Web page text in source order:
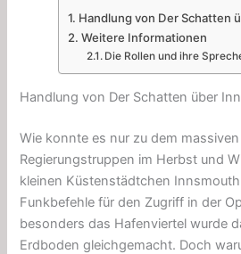
Handlung von Der Schatten
Weitere Informationen
Die Rollen und ihre
Handlung von Der Schatten über
Wie konnte es nur zu dem
Regierungstruppen im Herbst und
kleinen Küstenstädtchen
Funkbefehle für den Zugriff in der
besonders das Hafenviertel wurde
Erdboden gleichgemacht. Doch